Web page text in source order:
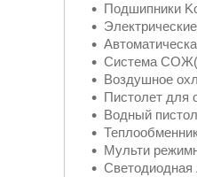
Подшипники
Система
Воздушное
Пистолет для
Водный
Мульти
Светодиодная